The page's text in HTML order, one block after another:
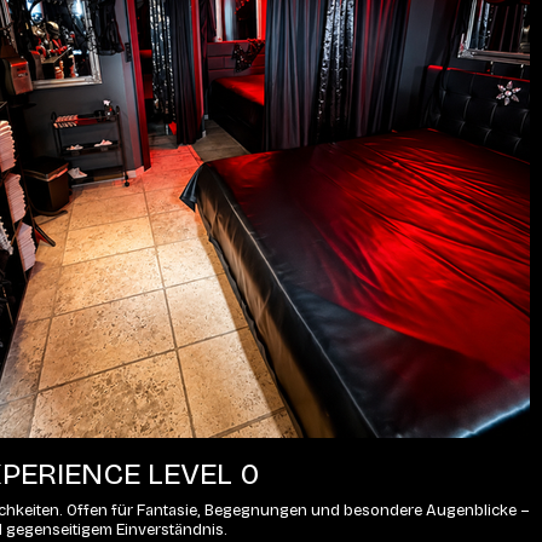
LEVEL 0
Offen für Fantasie, Begegnungen und besondere Augenblicke –
Einverständnis.